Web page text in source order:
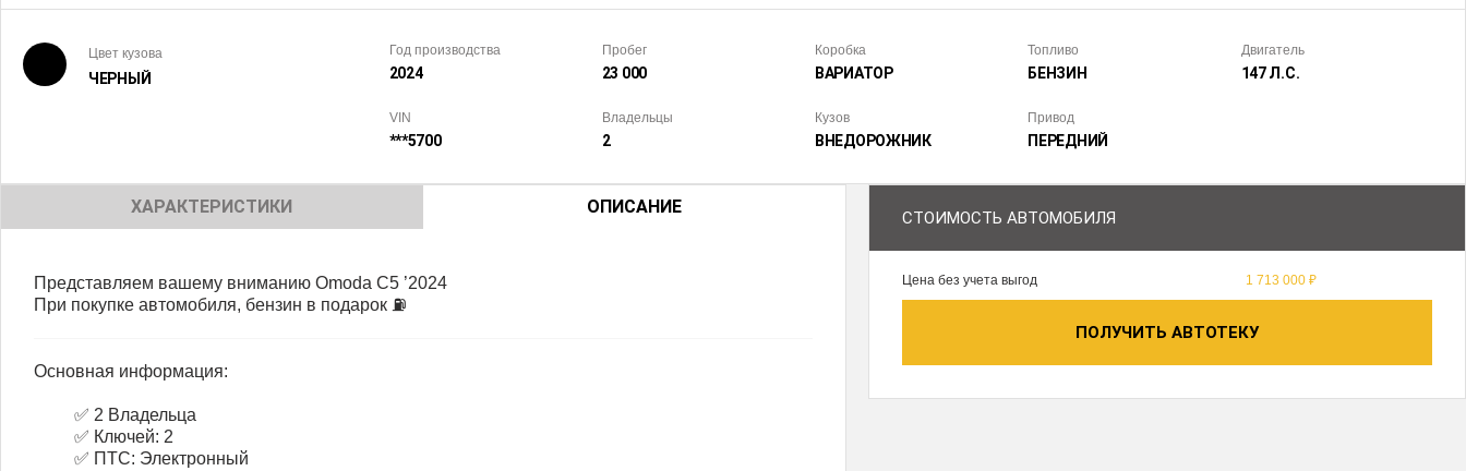
Цвет кузова
ЧЕРНЫЙ
Год производства
2024
Пробег
23 000
Коробка
ВАРИАТОР
Топливо
БЕНЗИН
Двигатель
147 Л.С.
VIN
***5700
Владельцы
2
Кузов
ВНЕДОРОЖ­НИК
Привод
ПЕРЕДНИЙ
ХАРАКТЕРИСТИКИ ОПИСАНИЕ
Представляем вашему вниманию Omoda C5 ’2024
При покупке автомобиля, бензин в подарок ⛽️
Основная информация:
✅ 2 Владельца
✅ Ключей: 2
✅ ПТС: Электронный
СТОИМОСТЬ АВТОМОБИЛЯ
Цена без учета выгод 1 713 000 ₽
ПОЛУЧИТЬ АВТОТЕКУ